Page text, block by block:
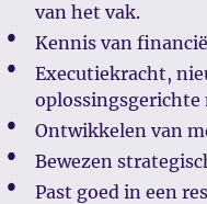
van het vak.
Kennis van
Executiekracht,
oplossingsgerichte
Ontwikkelen van
Bewezen
Past goed in een